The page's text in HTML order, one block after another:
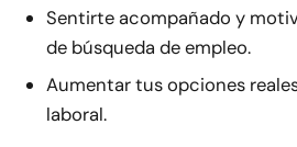
Sentirte acompañado y
de búsqueda de empleo.
Aumentar tus opciones
laboral.